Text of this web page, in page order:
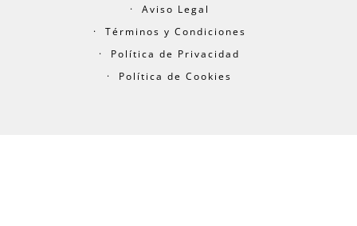
Aviso Legal
Términos y Condiciones
Política de Privacidad
Política de Cookies